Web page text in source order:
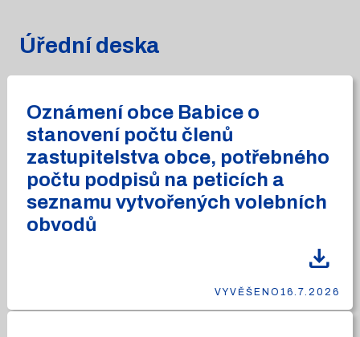
Úřední deska
Oznámení obce Babice o
stanovení počtu členů
zastupitelstva obce, potřebného
počtu podpisů na peticích a
seznamu vytvořených volebních
obvodů
download
VYVĚŠENO 16.7.2026